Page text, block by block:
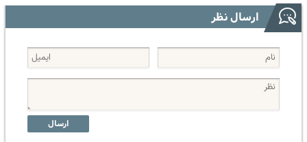
خریدار واقعی*
دیجیتال
ارسال نظر
ارسال